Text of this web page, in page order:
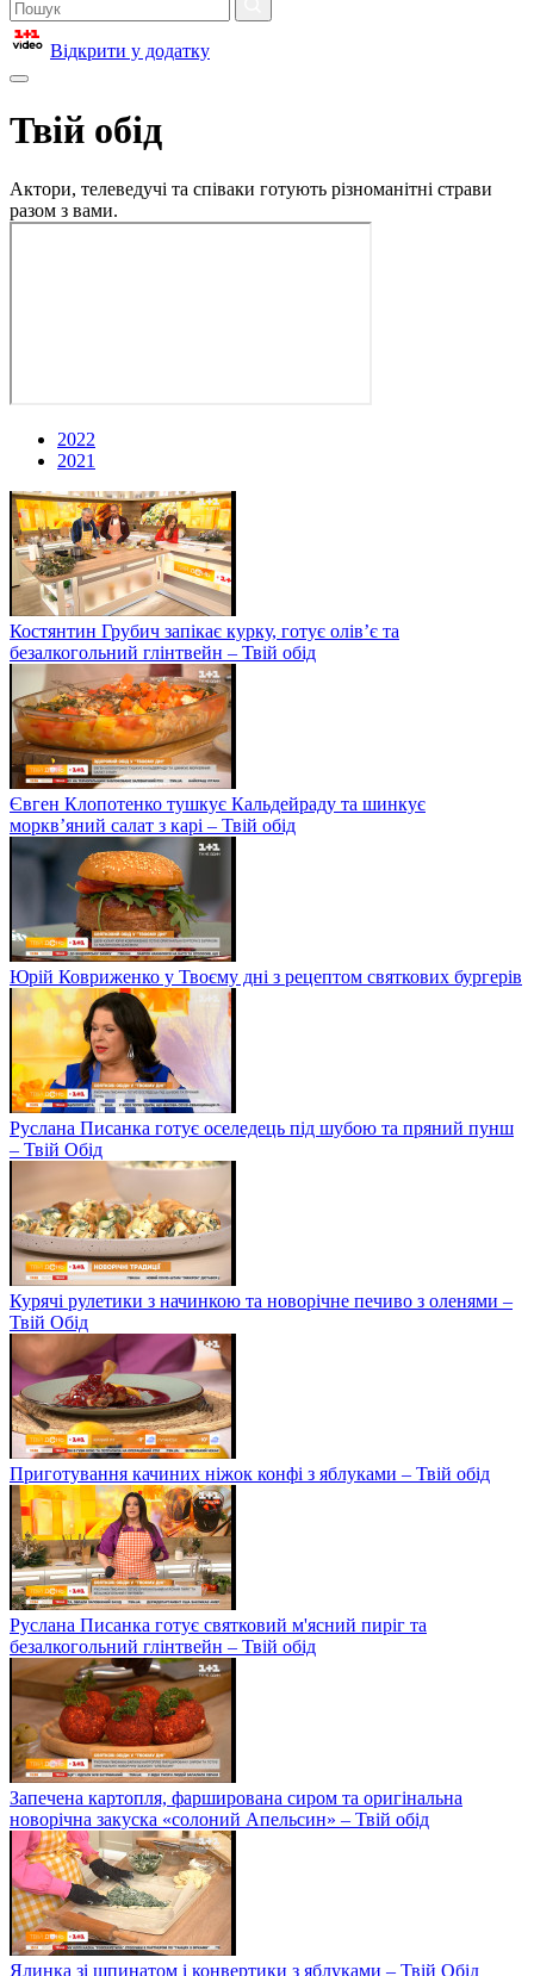
Відкрити у додатку
Твій обід
Актори, телеведучі та співаки готують різноманітні страви
разом з вами.
2022
2021
Костянтин Грубич запікає курку, готує олів’є та
безалкогольний глінтвейн – Твій обід
Євген Клопотенко тушкує Кальдейраду та шинкує
моркв’яний салат з карі – Твій обід
Юрій Ковриженко у Твоєму дні з рецептом святкових бургерів
Руслана Писанка готує оселедець під шубою та пряний пунш
– Твій Обід
Курячі рулетики з начинкою та новорічне печиво з оленями –
Твій Обід
Приготування качиних ніжок конфі з яблуками – Твій обід
Руслана Писанка готує святковий м'ясний пиріг та
безалкогольний глінтвейн – Твій обід
Запечена картопля, фарширована сиром та оригінальна
новорічна закуска «солоний Апельсин» – Твій обід
Ялинка зі шпинатом і конвертики з яблуками – Твій Обід